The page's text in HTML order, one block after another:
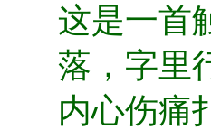
这是一首
落，字里
内心伤痛